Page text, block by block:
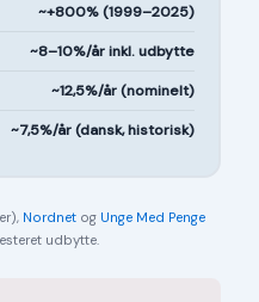
~+800% (1999–2025)
~8–10%/år inkl. udbytte
~12,5%/år (nominelt)
~7,5%/år (dansk, historisk)
Nordnet og Unge Med Penge
udbytte.